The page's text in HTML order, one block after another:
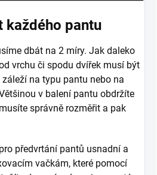
každého pantu
dbát na 2 míry. Jak daleko
vrchu či spodu dvířek musí být
na typu pantu nebo na
v balení pantu obdržíte
správně rozměřit a pak
předvrtání pantů usnadní a
vačkám, které pomocí